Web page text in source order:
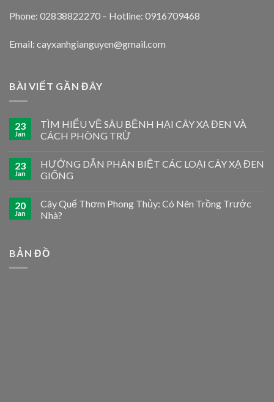
Phone: 02838822270 – Hotline: 0916709468
Email: cayxanhgianguyen@gmail.com
BÀI VIẾT GẦN ĐÂY
23
Jan
TÌM HIỂU VỀ SÂU BỆNH HẠI CÂY XẠ ĐEN VÀ
CÁCH PHÒNG TRỪ
23
Jan
HƯỚNG DẪN PHÂN BIỆT CÁC LOẠI CÂY XẠ ĐEN
GIỐNG
20
Jan
Cây Quế Thơm Phong Thủy: Có Nên Trồng Trước
Nhà?
BẢN ĐỒ